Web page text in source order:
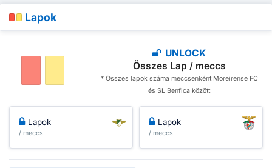
Lapok
UNLOCK
Összes Lap / meccs
* Összes lapok száma meccsenként Moreirense FC
és SL Benfica között
Lapok
/ meccs
Lapok
/ meccs